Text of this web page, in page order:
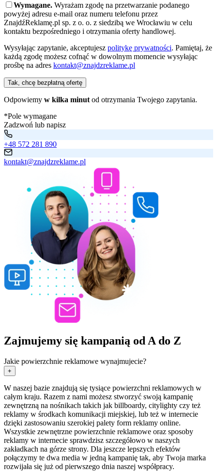
Wymagane. Wyrażam zgodę na przetwarzanie podanego
powyżej adresu e-mail oraz numeru telefonu przez
ZnajdźReklamę.pl sp. z o. o. z siedzibą we Wrocławiu w celu
kontaktu bezpośredniego i otrzymania oferty handlowej.
Wysyłając zapytanie, akceptujesz politykę prywatności. Pamiętaj, że
każdą zgodę możesz cofnąć w dowolnym momencie wysyłając
prośbę na adres kontakt@znajdzreklame.pl
Tak, chcę bezpłatną ofertę
Odpowiemy w kilka minut od otrzymania Twojego zapytania.
*Pole wymagane
Zadzwoń lub napisz
+48 572 281 890
kontakt@znajdzreklame.pl
Zajmujemy się kampanią od A do Z
Jakie powierzchnie reklamowe wynajmujecie?
+
W naszej bazie znajdują się tysiące powierzchni reklamowych w
całym kraju. Razem z nami możesz stworzyć swoją kampanię
zewnętrzną na nośnikach takich jak billboardy, citylighty czy też
reklamy w środkach komunikacji miejskiej, lub też w internecie
dzięki zastosowaniu szerokiej palety form reklamy online.
Wszystkie zewnętrzne powierzchnie reklamowe oraz sposoby
reklamy w internecie sprawdzisz szczegółowo w naszych
zakładkach na górze strony. Dla jeszcze lepszych efektów
połączymy te dwa media w jedną kampanię tak, aby Twoja marka
rozwijała się już od pierwszego dnia naszej współpracy.